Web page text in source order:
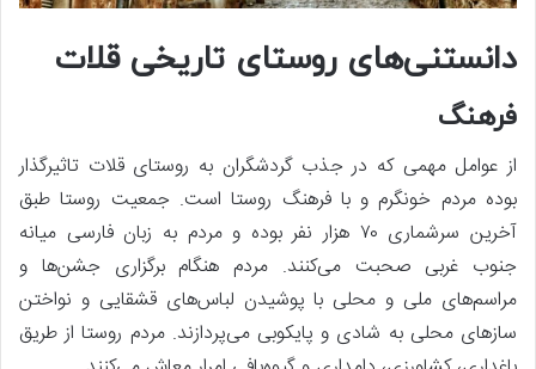
دانستنی‌های روستای تاریخی قلات
فرهنگ
از عوامل مهمی که در جذب گردشگران به روستای قلات تاثیرگذار
بوده مردم خونگرم و با فرهنگ روستا است. جمعیت روستا طبق
آخرین سرشماری ۷۰ هزار نفر بوده و مردم به زبان فارسی میانه
جنوب غربی صحبت می‌کنند. مردم هنگام برگزاری جشن‌ها و
مراسم‌های ملی و محلی با پوشیدن لباس‌های قشقایی و نواختن
سازهای محلی به شادی و پایکوبی می‌پردازند. مردم روستا از طریق